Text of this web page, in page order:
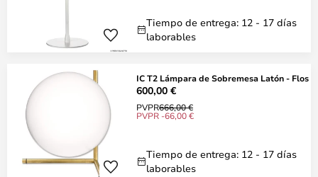
Tiempo de entrega: 12 - 17 días
laborables
IC T2 Lámpara de Sobremesa Latón - Flos
600,00 €
PVPR666,00 €
PVPR -66,00 €
Tiempo de entrega: 12 - 17 días
laborables